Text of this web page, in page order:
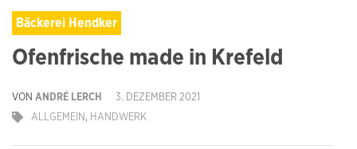
Bäckerei Hendker
Ofenfrische made in Krefeld
VON ANDRÉ LERCH
3. DEZEMBER 2021
ALLGEMEIN, HANDWERK